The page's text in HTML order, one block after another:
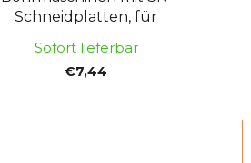
Schneidplatten, für
FORTUM
Sofort lieferbar
€7,44